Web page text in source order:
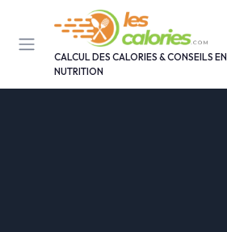
CALCUL DES CALORIES & CONSEILS EN
NUTRITION
Panneau de gestion des cookies